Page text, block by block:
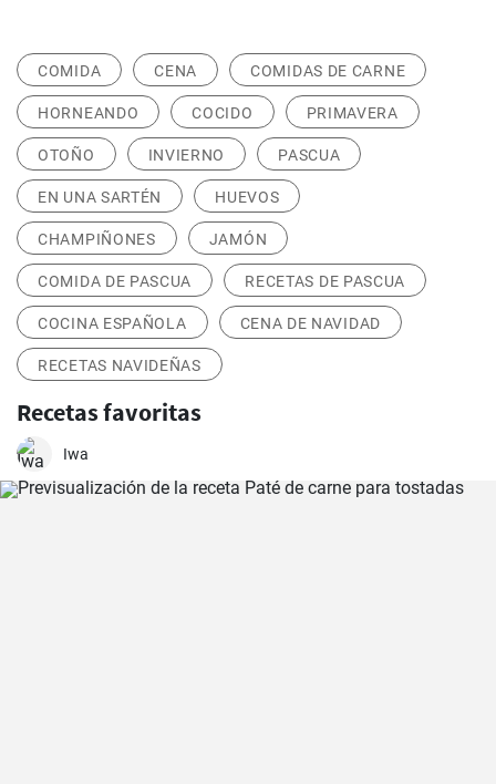
COMIDA CENA COMIDAS DE CARNE
HORNEANDO COCIDO PRIMAVERA
OTOÑO INVIERNO PASCUA
EN UNA SARTÉN HUEVOS
CHAMPIÑONES JAMÓN
COMIDA DE PASCUA RECETAS DE PASCUA
COCINA ESPAÑOLA CENA DE NAVIDAD
RECETAS NAVIDEÑAS
Recetas favoritas
Iwa